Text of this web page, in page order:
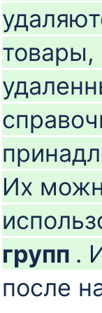
цен
цен"
Их
групп .
после